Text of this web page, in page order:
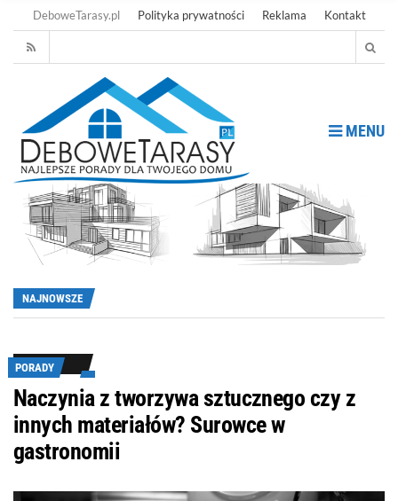
DeboweTarasy.pl Polityka prywatności Reklama Kontakt
MENU
NAJNOWSZE
PORADY
Naczynia z tworzywa sztucznego czy z
innych materiałów? Surowce w
gastronomii